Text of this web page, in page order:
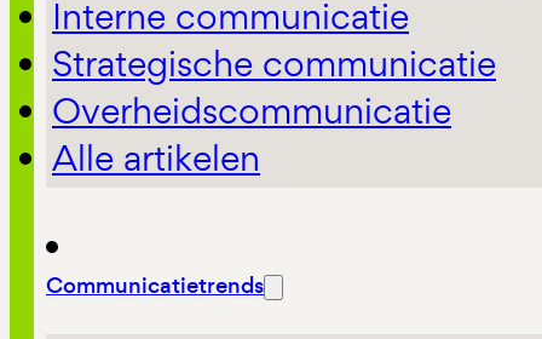
Interne communicatie
Strategische communicatie
Overheidscommunicatie
Alle artikelen
Communicatietrends